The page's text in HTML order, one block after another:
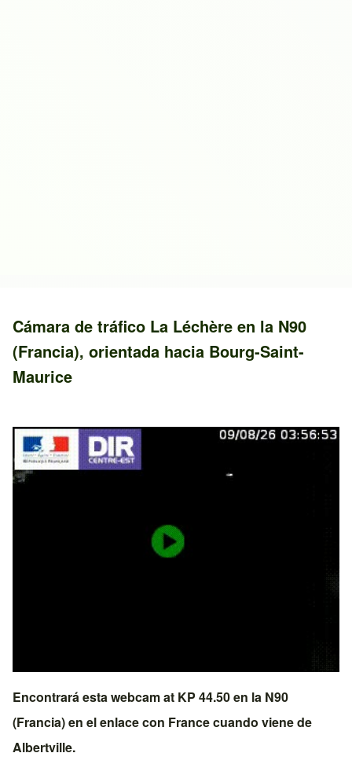
Cámara de tráfico La Léchère en la N90
(Francia), orientada hacia Bourg-Saint-
Maurice
Encontrará esta webcam at KP 44.50 en la N90
(Francia)en el enlace con Francecuando viene de
Albertville.